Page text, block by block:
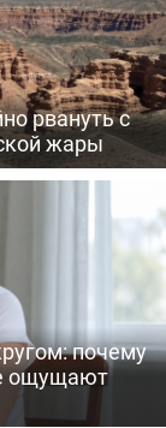
рвануть с
жары
почему
ощущают